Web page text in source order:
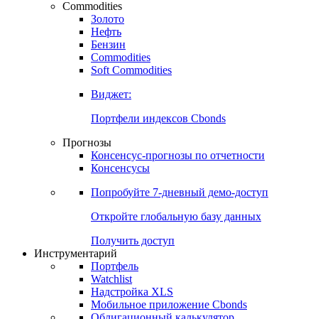
Commodities
Золото
Нефть
Бензин
Commodities
Soft Commodities
Виджет:
Портфели индексов Cbonds
Прогнозы
Консенсус-прогнозы по отчетности
Консенсусы
Попробуйте 7-дневный демо-доступ
Откройте глобальную базу данных
Получить доступ
Инструментарий
Портфель
Watchlist
Надстройка XLS
Мобильное приложение Cbonds